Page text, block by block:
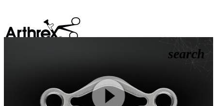
search